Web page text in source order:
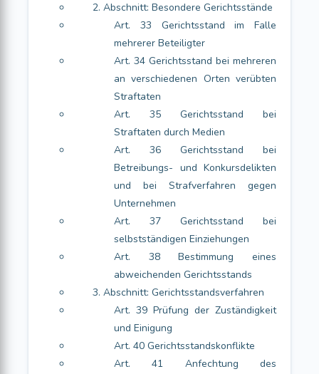
2. Abschnitt: Besondere Gerichtsstände
Art. 33 Gerichtsstand im Falle
mehrerer Beteiligter
Art. 34 Gerichtsstand bei mehreren
an verschiedenen Orten verübten
Straftaten
Art. 35 Gerichtsstand bei
Straftaten durch Medien
Art. 36 Gerichtsstand bei
Betreibungs- und Konkursdelikten
und bei Strafverfahren gegen
Unternehmen
Art. 37 Gerichtsstand bei
selbstständigen Einziehungen
Art. 38 Bestimmung eines
abweichenden Gerichtsstands
3. Abschnitt: Gerichtsstandsverfahren
Art. 39 Prüfung der Zuständigkeit
und Einigung
Art. 40 Gerichtsstandskonflikte
Art. 41 Anfechtung des